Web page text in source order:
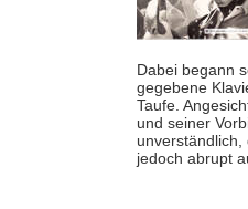
Dabei begann
gegebene
Taufe.
und seiner
jedoch abrupt